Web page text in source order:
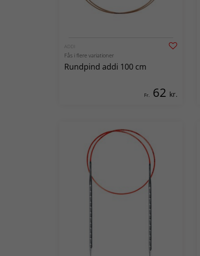
ADDI
Fås i flere variationer
Rundpind addi 100 cm
Fr. 62 kr.